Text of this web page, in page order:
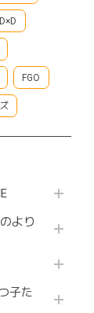
FGO
より
子た